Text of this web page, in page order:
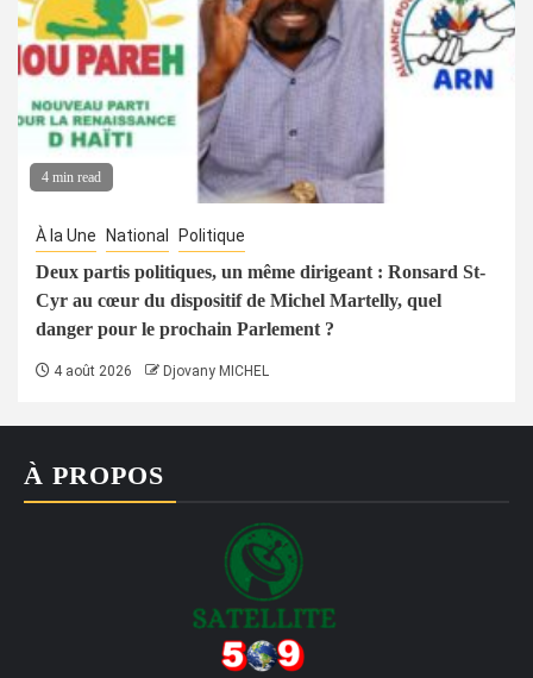
4 min read
À la Une National Politique
Deux partis politiques, un même dirigeant : Ronsard St-
Cyr au cœur du dispositif de Michel Martelly, quel
danger pour le prochain Parlement ?
4 août 2026 Djovany MICHEL
À PROPOS